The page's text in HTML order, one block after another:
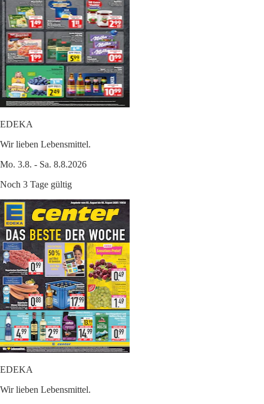
EDEKA
Wir lieben Lebensmittel.
Mo. 3.8. - Sa. 8.8.2026
Noch 3 Tage gültig
EDEKA
Wir lieben Lebensmittel.